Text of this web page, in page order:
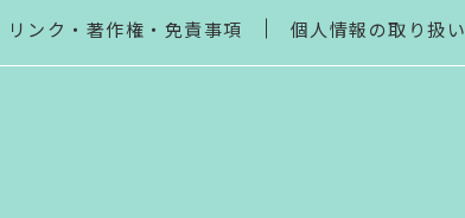
リンク・著作権・免責事項 個人情報の取り扱い